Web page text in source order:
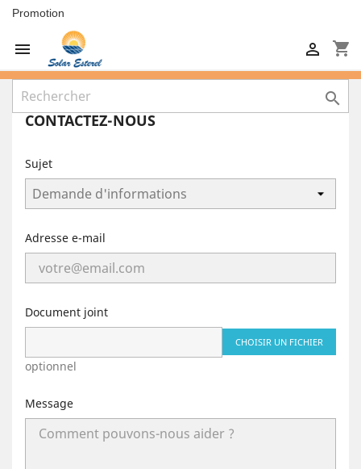
Promotion
 shopping_cart


CONTACTEZ-NOUS
Sujet
Adresse e-mail
Document joint
CHOISIR UN FICHIER
optionnel
Message